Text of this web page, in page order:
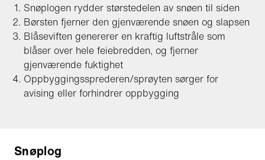
Snøplogen rydder størstedelen av snøen til siden
Børsten fjerner den gjenværende snøen og slapsen
Blåseviften genererer en kraftig luftstråle som
blåser over hele feiebredden, og fjerner
gjenværende fuktighet
Oppbyggingssprederen/sprøyten sørger for
avising eller forhindrer oppbygging
Snøplog